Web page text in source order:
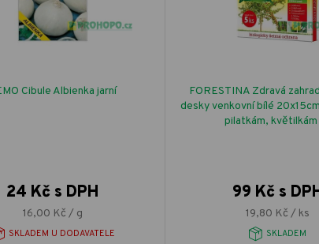
Cibule Albienka jarní
24 Kč s DPH
16,00 Kč / g
SKLADEM U DODAVATELE
FORESTINA Zdravá
desky venkovní bílé
pilatkám, květilkám
99 Kč s
19,80 Kč / ks
SKLADEM